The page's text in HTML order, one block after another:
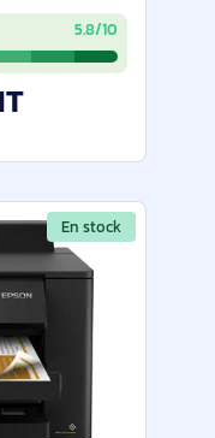
en noir,
auto.
225 feuilles.
5.8/10
En stock